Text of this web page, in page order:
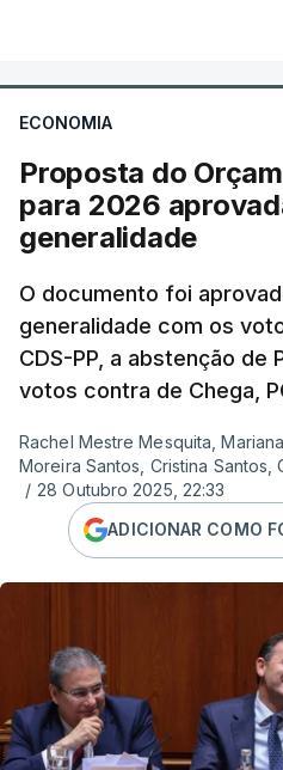
ECONOMIA
Proposta do
para 2026
generalidade
O documento foi
generalidade com os
CDS-PP, a abstenção de
votos contra de Chega,
Rachel Mestre Mesquita,
Moreira Santos, Cristina Santos,
/ 28 Outubro 2025, 22:33
ADICIONAR COMO